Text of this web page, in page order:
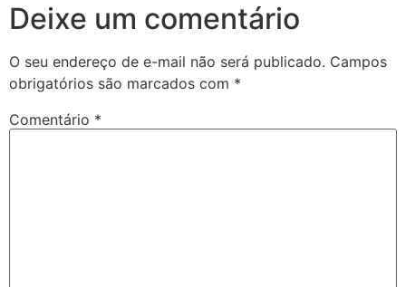
Deixe um comentário
O seu endereço de e-mail não será publicado. Campos
obrigatórios são marcados com *
Comentário *